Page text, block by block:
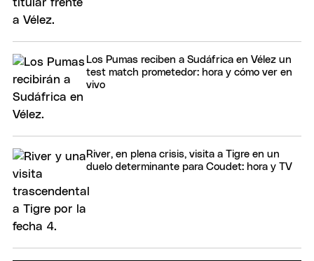
Los Pumas reciben a Sudáfrica en Vélez un
test match prometedor: hora y cómo ver en
vivo
River, en plena crisis, visita a Tigre en un
duelo determinante para Coudet: hora y TV